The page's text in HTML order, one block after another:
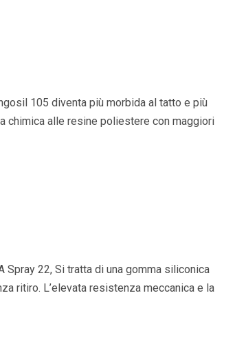
105 diventa più morbida al tatto e più
chimica alle resine poliestere con maggiori
22, Si tratta di una gomma siliconica
ritiro. L’elevata resistenza meccanica e la